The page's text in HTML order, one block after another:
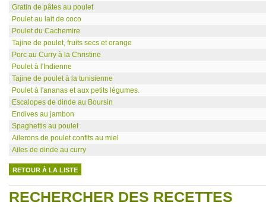
Gratin de pâtes au poulet
Poulet au lait de coco
Poulet du Cachemire
Tajine de poulet, fruits secs et orange
Porc au Curry à la Christine
Poulet à l'Indienne
Tajine de poulet à la tunisienne
Poulet à l'ananas et aux petits légumes.
Escalopes de dinde au Boursin
Endives au jambon
Spaghettis au poulet
Ailerons de poulet confits au miel
Ailes de dinde au curry
RETOUR À LA LISTE
RECHERCHER DES RECETTES